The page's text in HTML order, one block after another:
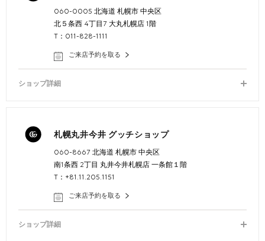
060-0005 北海道 札幌市 中央区
北５条西 4丁目7 大丸札幌店 1階
T：011-828-1111
ご来店予約を取る
ショップ詳細
札幌丸井今井 グッチショップ
060-8667 北海道 札幌市 中央区
南1条西 2丁目 丸井今井札幌店 一条館１階
T：+81.11.205.1151
ご来店予約を取る
ショップ詳細